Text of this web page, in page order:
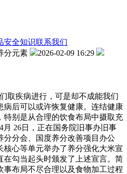
安全知识联系我们
分元素
2026-02-09 16:29
疾病进行，可是却不成能我们
病后可以或许恢复健康。连结健康
特别是从合理的饮食布局中摄取充
月 26日，正在国务院旧事办旧事
分分会、国度养分改善项目办公
核心等单元举办了养分强化大米宣
在勾当起头时颁发了上述宣言。简
事布局不尽合理以及食物加工过程